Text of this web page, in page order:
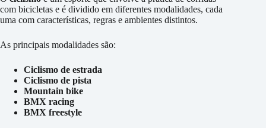
com bicicletas e é dividido em diferentes modalidades, cada
uma com características, regras e ambientes distintos.
As principais modalidades são:
Ciclismo de estrada
Ciclismo de pista
Mountain bike
BMX racing
BMX freestyle